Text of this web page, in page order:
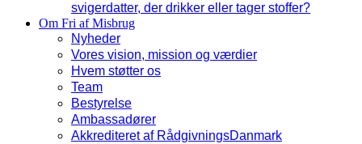
svigerdatter, der drikker eller tager stoffer?
Om Fri af Misbrug
Nyheder
Vores vision, mission og værdier
Hvem støtter os
Team
Bestyrelse
Ambassadører
Akkrediteret af RådgivningsDanmark